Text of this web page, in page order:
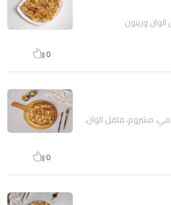
وزيتون
0
مشروم، فلفل الوان،
0